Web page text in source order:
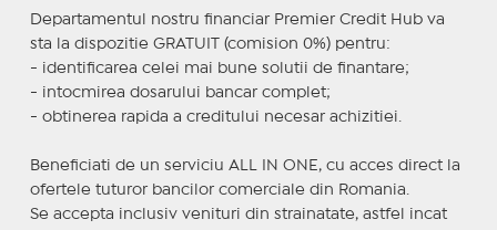
Departamentul nostru financiar Premier Credit Hub va
sta la dispozitie GRATUIT (comision 0%) pentru:
- identificarea celei mai bune solutii de finantare;
- intocmirea dosarului bancar complet;
- obtinerea rapida a creditului necesar achizitiei.
Beneficiati de un serviciu ALL IN ONE, cu acces direct la
ofertele tuturor bancilor comerciale din Romania.
Se accepta inclusiv venituri din strainatate, astfel incat